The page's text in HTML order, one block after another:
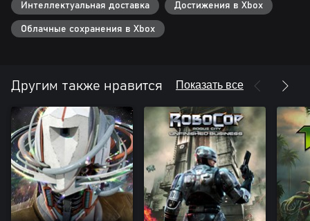
Интеллектуальная доставка Достижения в Xbox
Облачные сохранения в Xbox
Другим также нравится Показать все